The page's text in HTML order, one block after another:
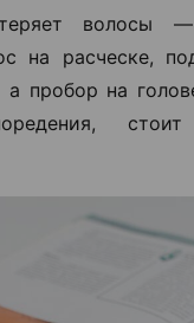
волосы —
на расческе,
пробор на